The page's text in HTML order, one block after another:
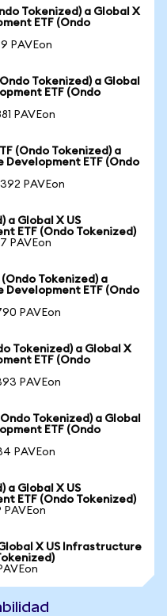
Tokenized) a Global X
ETF (Ondo
PAVEon
Tokenized) a Global
ETF (Ondo
PAVEon
(Ondo Tokenized) a
ETF (Ondo
PAVEon
a Global X US
ETF (Ondo Tokenized)
PAVEon
Tokenized) a
ETF (Ondo
PAVEon
Tokenized) a Global X
ETF (Ondo
PAVEon
Tokenized) a Global
ETF (Ondo
PAVEon
a Global X US
ETF (Ondo Tokenized)
PAVEon
X US Infrastructure